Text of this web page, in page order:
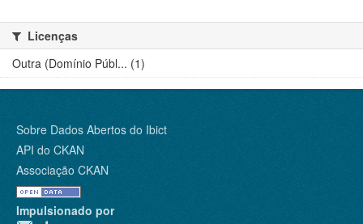
Licenças
Outra (Domínio Públ... (1)
Sobre Dados Abertos do Ibict
API do CKAN
Associação CKAN
Impulsionado por